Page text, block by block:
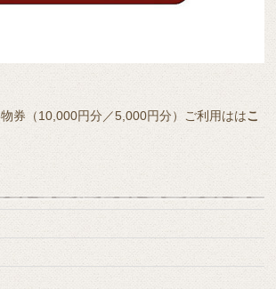
券（10,000円分／5,000円分）ご利用ははこ